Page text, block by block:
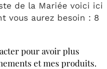
de la Mariée voici ici
vous aurez besoin : 8
pour avoir plus
et mes produits.